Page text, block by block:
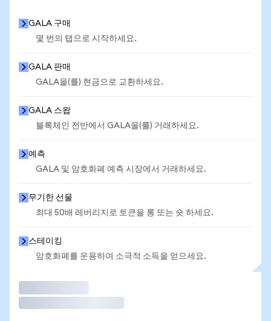
GALA 구매
몇 번의 탭으로 시작하세요.
GALA 판매
GALA을(를) 현금으로 교환하세요.
GALA 스왑
블록체인 전반에서 GALA을(를) 거래하세요.
예측
GALA 및 암호화폐 예측 시장에서 거래하세요.
무기한 선물
최대 50배 레버리지로 토큰을 롱 또는 숏 하세요.
스테이킹
암호화폐를 운용하여 소극적 소득을 얻으세요.